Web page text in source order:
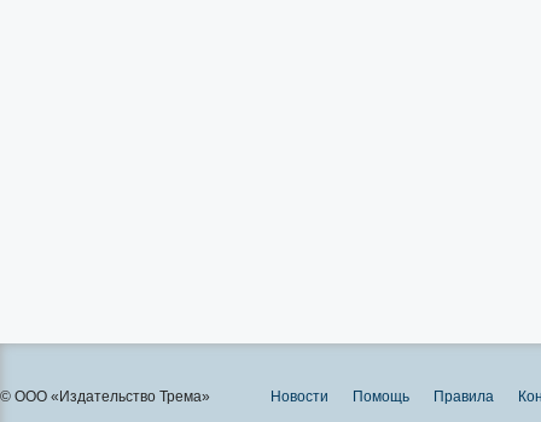
© ООО «Издательство Трема» Новости Помощь Правила